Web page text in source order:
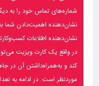
شماره‌های تماس خود را به
نشان‌دهنده اهمیت‌دادن شما
نشان‌دهنده اطلاعات
در واقع یک کارت ویزیت
کند و به‌همراه‌داشتن آن در
موردنظر است. در ادامه به